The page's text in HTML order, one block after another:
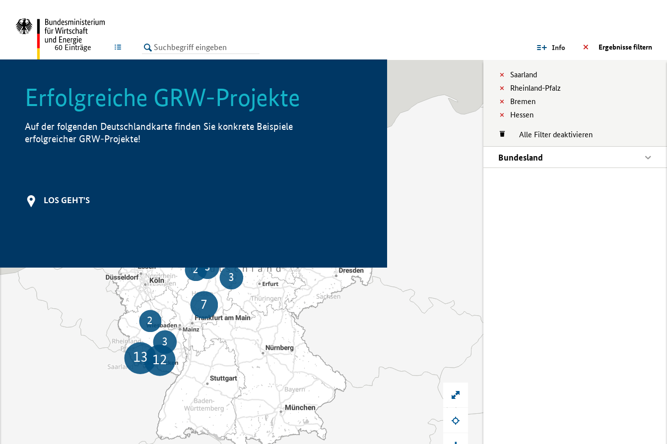
LISTE Ergebnisse filtern
Info
Saarland
Rheinland-Pfalz
Bremen
Hessen
Alle Filter deaktivieren
Bundesland
60 Einträge
Erfolgreiche GRW-Projekte
Auf der folgenden Deutschlandkarte finden Sie konkrete Beispiele
erfolgreicher GRW-Projekte!
LOS GEHT'S